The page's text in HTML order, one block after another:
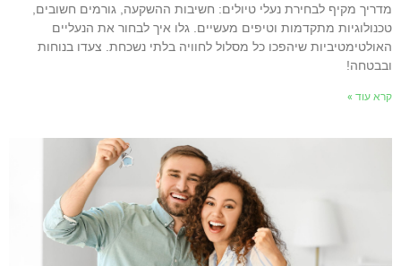
מקיף לבחירת נעלי טיולים: חשיבות ההשקעה, גורמים חשובים,
מתקדמות וטיפים מעשיים. גלו איך לבחור את הנעליים
שיהפכו כל מסלול לחוויה בלתי נשכחת. צעדו בנוחות
עוד »